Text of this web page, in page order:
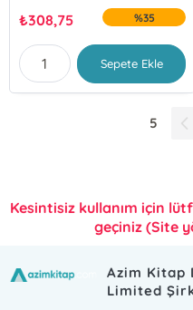
₺308,75 %35
Sepete Ekle
5
Kesintisiz kullanım için
geçiniz (Site
Azim Kitap
Limited